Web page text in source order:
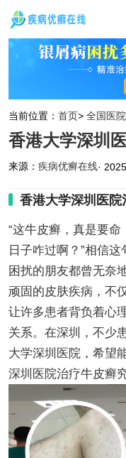
当前位置： 首页> 全国医
香港大学深圳
来源： 疾病优癣在线·
香港大学深圳医院
“这牛皮癣，真是要
日子咋过啊？”相信
困扰的朋友都曾无奈
顽固的皮肤疾病，不
让许多患者背负着心
关系。在深圳，不少
大学深圳医院，希望
深圳医院治疗牛皮癣